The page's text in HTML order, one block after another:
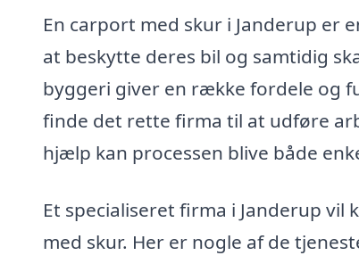
En carport med skur i Janderup er
at beskytte deres bil og samtidig
byggeri giver en række fordele og
finde det rette firma til at udføre
hjælp kan processen blive både
Et specialiseret firma i Janderup
med skur. Her er nogle af de